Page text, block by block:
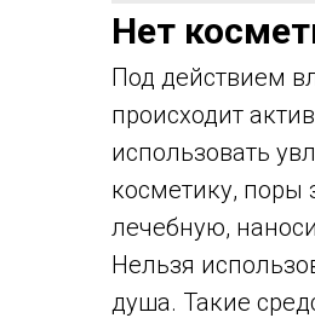
Нет
Под действием
происходит
использовать
косметику, поры
лечебную,
Нельзя
душа. Такие